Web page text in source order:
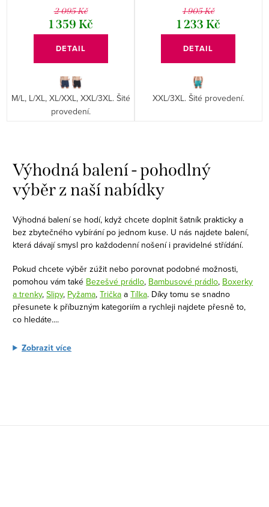
2 095 Kč
1 359 Kč
DETAIL
M/L, L/XL, XL/XXL, XXL/3XL. Šité
provedení.
1 905 Kč
1 233 Kč
DETAIL
XXL/3XL. Šité provedení.
v
á
a
c
p
r
v
k
v
Výhodná balení - pohodlný
výběr z naší nabídky
Výhodná balení se hodí, když chcete doplnit šatník prakticky a
bez zbytečného vybírání po jednom kuse. U nás najdete balení,
která dávají smysl pro každodenní nošení i pravidelné střídání.
Pokud chcete výběr zúžit nebo porovnat podobné možnosti,
pomohou vám také Bezešvé prádlo, Bambusové prádlo, Boxerky
a trenky,Slipy, Pyžama,Trička aTílka. Díky tomu se snadno
přesunete k příbuzným kategoriím a rychleji najdete přesně to,
co hledáte....
Zobrazit více